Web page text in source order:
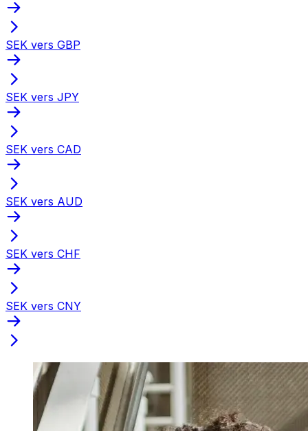
SEK vers GBP
SEK vers JPY
SEK vers CAD
SEK vers AUD
SEK vers CHF
SEK vers CNY